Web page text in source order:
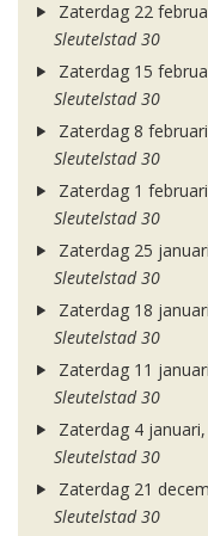
Zaterdag 22
Sleutelstad 30
Zaterdag 15
Sleutelstad 30
Zaterdag 8
Sleutelstad 30
Zaterdag 1
Sleutelstad 30
Zaterdag 25
Sleutelstad 30
Zaterdag 18
Sleutelstad 30
Zaterdag 11
Sleutelstad 30
Zaterdag 4
Sleutelstad 30
Zaterdag 21
Sleutelstad 30